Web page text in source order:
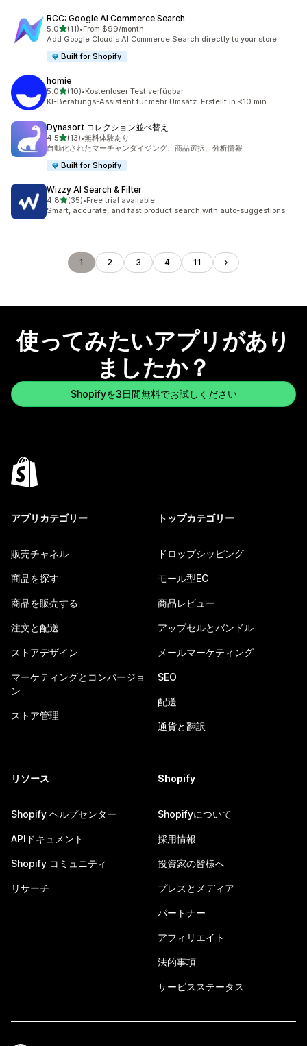
RCC: Google AI Commerce Search
5.05つ星中
(11)
合計レビュー数：11件
•From $99/month
Add Google Cloud's AI Commerce Search directly to your store.
Built for Shopify
homie
5.05つ星中
(10)
合計レビュー数：10件
•Kostenloser Test verfügbar
KI-Beratungs-Assistent für mehr Umsatz. Erstellt in <10 min.
Dynasort コレクション並べ替え
4.55つ星中
(13)
合計レビュー数：13件
•無料体験あり
自動化されたマーチャンダイジング、商品選択、分析情報
Built for Shopify
Wizzy AI Search & Filter
4.85つ星中
(35)
合計レビュー数：35件
•Free trial available
Smart, accurate, and fast product search with auto-suggestions
1 2 3 4 11
使ってみたいアプリがあり
ましたか？
Shopifyを3日間無料でお試しください
アプリカテゴリー
販売チャネル
商品を探す
商品を販売する
注文と配送
ストアデザイン
マーケティングとコンバージョ
ン
ストア管理
トップカテゴリー
ドロップシッピング
モール型EC
商品レビュー
アップセルとバンドル
メールマーケティング
SEO
配送
通貨と翻訳
リソース
Shopify ヘルプセンター
APIドキュメント
Shopify コミュニティ
リサーチ
Shopify
Shopifyについて
採用情報
投資家の皆様へ
プレスとメディア
パートナー
アフィリエイト
法的事項
サービスステータス